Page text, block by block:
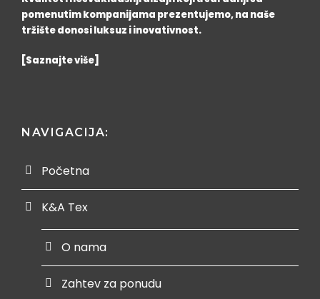
pomenutim kompanijama prezentujemo, na naše
tržište donosi luksuz i inovativnost.
[Saznajte više]
NAVIGACIJA:
Početna
K&A Tex
O nama
Zahtev za ponudu